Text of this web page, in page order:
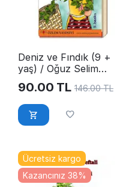
Deniz ve Fındık (9 +
yaş) / Oğuz Selim
YAZICI
90.00 TL 146.00 TL
Ücretsiz kargo
Kazancınız 38%